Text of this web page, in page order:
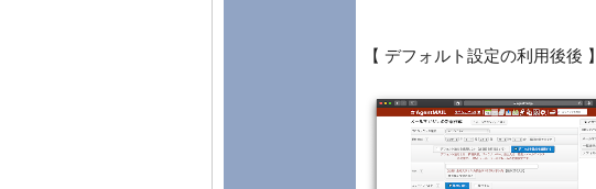
【 デフォルト設定の利用後後 】